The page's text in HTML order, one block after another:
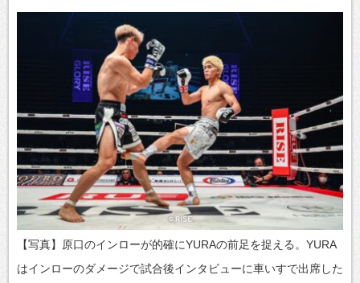
【写真】原口のインローが的確にYURAの前足を捉える。YURA
はインローのダメージで試合後インタビューに車いすで出席した